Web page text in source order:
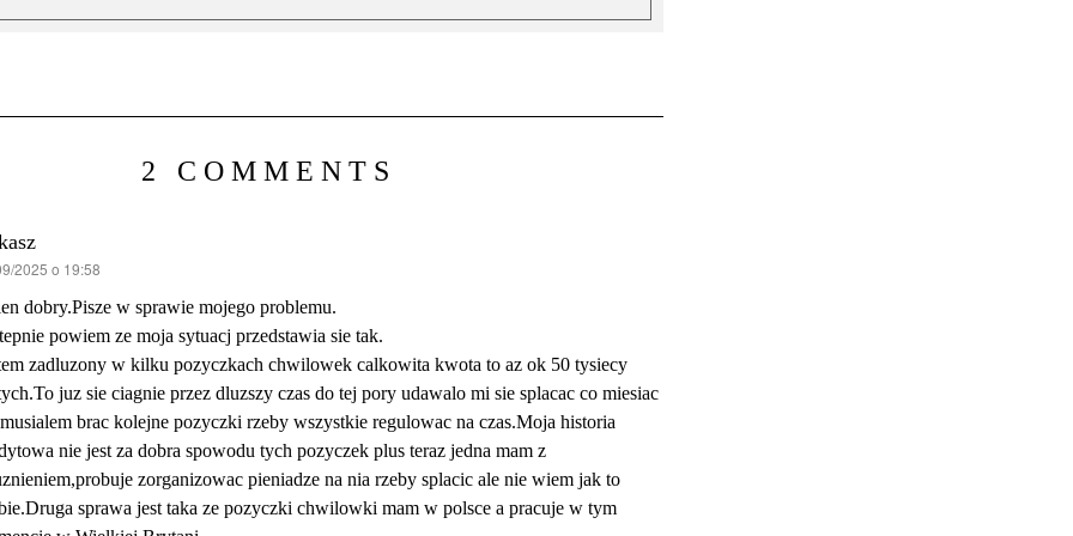
2 COMMENTS
2025 o 19:58
dobry.Pisze w sprawie mojego problemu.
powiem ze moja sytuacj przedstawia sie tak.
zadluzony w kilku pozyczkach chwilowek calkowita kwota to az ok 50 tysiecy
juz sie ciagnie przez dluzszy czas do tej pory udawalo mi sie splacac co miesiac
brac kolejne pozyczki rzeby wszystkie regulowac na czas.Moja historia
nie jest za dobra spowodu tych pozyczek plus teraz jedna mam z
zorganizowac pieniadze na nia rzeby splacic ale nie wiem jak to
sprawa jest taka ze pozyczki chwilowki mam w polsce a pracuje w tym